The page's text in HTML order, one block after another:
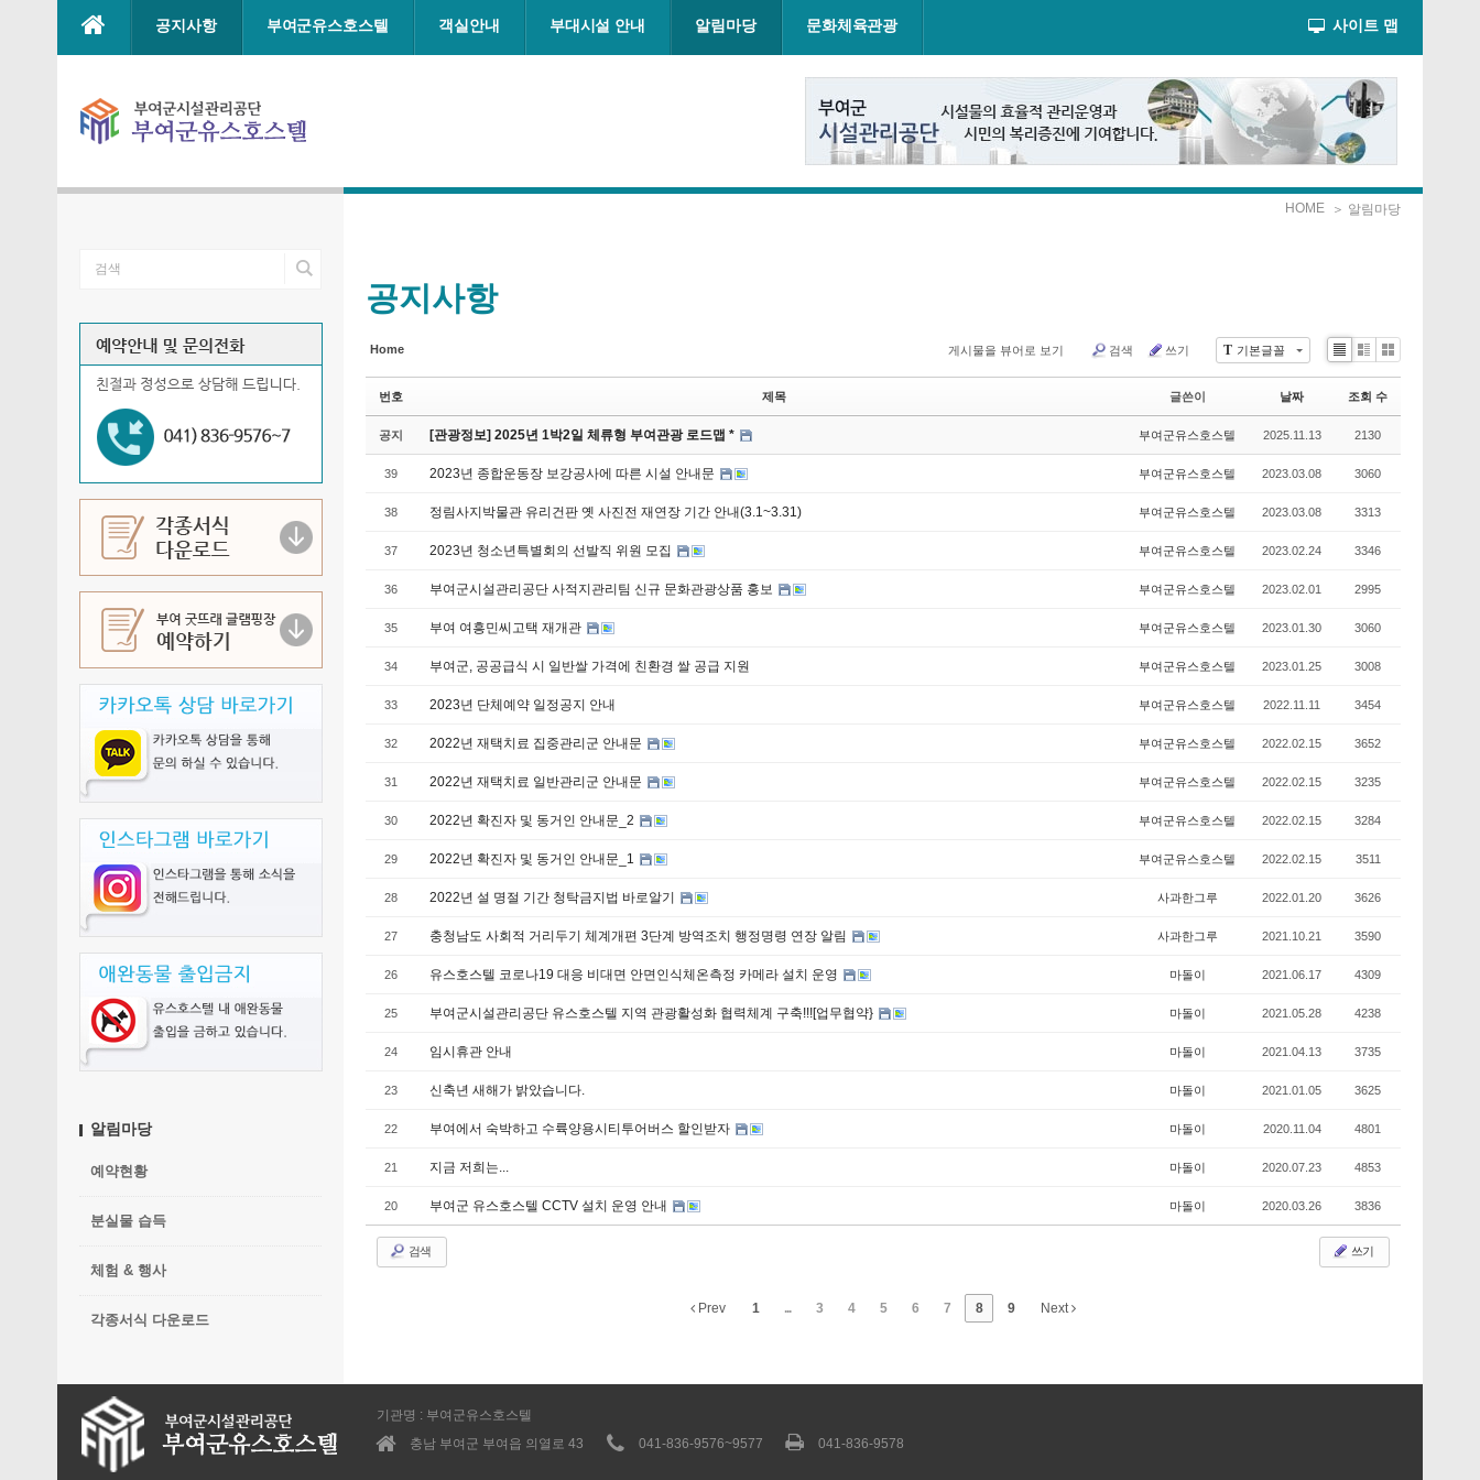
본문으로 바로가기
공지사항 부여군유스호스텔 객실안내 부대시설 안내 알림마당 문화체육관광 사이트 맵
알림마당
예약현황
분실물 습득
체험 & 행사
각종서식 다운로드
HOME ＞ 알림마당
공지사항
Home T 기본글꼴
게시물을 뷰어로 보기 검색 쓰기
Li
Zi
e
G
le
번호 제목 글쓴이 날짜 조회 수
공지 [관광정보] 2025년 1박2일 체류형 부여관광 로드맵 * 부여군유스호스텔 2025.11.13 2130
39 2023년 종합운동장 보강공사에 따른 시설 안내문 부여군유스호스텔 2023.03.08 3060
38 정림사지박물관 유리건판 옛 사진전 재연장 기간 안내(3.1~3.31) 부여군유스호스텔 2023.03.08 3313
37 2023년 청소년특별회의 선발직 위원 모집 부여군유스호스텔 2023.02.24 3346
36 부여군시설관리공단 사적지관리팀 신규 문화관광상품 홍보 부여군유스호스텔 2023.02.01 2995
35 부여 여흥민씨고택 재개관 부여군유스호스텔 2023.01.30 3060
34 부여군, 공공급식 시 일반쌀 가격에 친환경 쌀 공급 지원 부여군유스호스텔 2023.01.25 3008
33 2023년 단체예약 일정공지 안내 부여군유스호스텔 2022.11.11 3454
32 2022년 재택치료 집중관리군 안내문 부여군유스호스텔 2022.02.15 3652
31 2022년 재택치료 일반관리군 안내문 부여군유스호스텔 2022.02.15 3235
30 2022년 확진자 및 동거인 안내문_2 부여군유스호스텔 2022.02.15 3284
29 2022년 확진자 및 동거인 안내문_1 부여군유스호스텔 2022.02.15 3511
28 2022년 설 명절 기간 청탁금지법 바로알기 사과한그루 2022.01.20 3626
27 충청남도 사회적 거리두기 체계개편 3단계 방역조치 행정명령 연장 알림 사과한그루 2021.10.21 3590
26 유스호스텔 코로나19 대응 비대면 안면인식체온측정 카메라 설치 운영 마돌이 2021.06.17 4309
25 부여군시설관리공단 유스호스텔 지역 관광활성화 협력체계 구축!!![업무협약} 마돌이 2021.05.28 4238
24 임시휴관 안내 마돌이 2021.04.13 3735
23 신축년 새해가 밝았습니다. 마돌이 2021.01.05 3625
22 부여에서 숙박하고 수륙양용시티투어버스 할인받자 마돌이 2020.11.04 4801
21 지금 저희는... 마돌이 2020.07.23 4853
20 부여군 유스호스텔 CCTV 설치 운영 안내 마돌이 2020.03.26 3836
검색 쓰기
Prev 1 ... 3 4 5 6 7 8 9 Next
기관명 : 부여군유스호스텔
충남 부여군 부여읍 의열로 43
041-836-9576~9577 041-836-9578